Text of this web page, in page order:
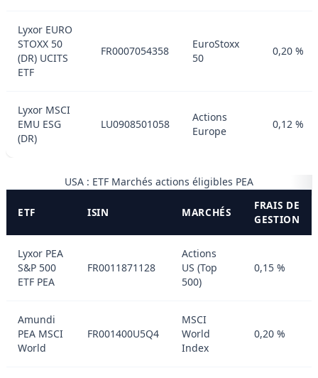
Lyxor EURO
STOXX 50
(DR) UCITS
ETF
FR0007054358
EuroStoxx
50
0,20 %
Lyxor MSCI
EMU ESG
(DR)
LU0908501058
Actions
Europe
0,12 %
USA : ETF Marchés actions éligibles PEA
ETF ISIN MARCHÉS
FRAIS DE
GESTION
Lyxor PEA
S&P 500
ETF PEA
FR0011871128
Actions
US (Top
500)
0,15 %
Amundi
PEA MSCI
World
FR001400U5Q4
MSCI
World
Index
0,20 %